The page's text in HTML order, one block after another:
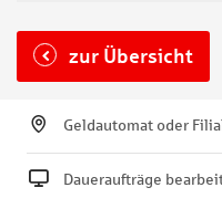
zur Übersicht
Geldautomat oder
Daueraufträge